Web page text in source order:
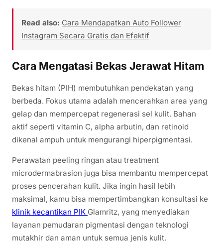
Read also: Cara Mendapatkan Auto Follower
Instagram Secara Gratis dan Efektif
Cara Mengatasi Bekas Jerawat Hitam
Bekas hitam (PIH) membutuhkan pendekatan yang
berbeda. Fokus utama adalah mencerahkan area yang
gelap dan mempercepat regenerasi sel kulit. Bahan
aktif seperti vitamin C, alpha arbutin, dan retinoid
dikenal ampuh untuk mengurangi hiperpigmentasi.
Perawatan peeling ringan atau treatment
microdermabrasion juga bisa membantu mempercepat
proses pencerahan kulit. Jika ingin hasil lebih
maksimal, kamu bisa mempertimbangkan konsultasi ke
klinik kecantikan PIK Glamritz, yang menyediakan
layanan pemudaran pigmentasi dengan teknologi
mutakhir dan aman untuk semua jenis kulit.